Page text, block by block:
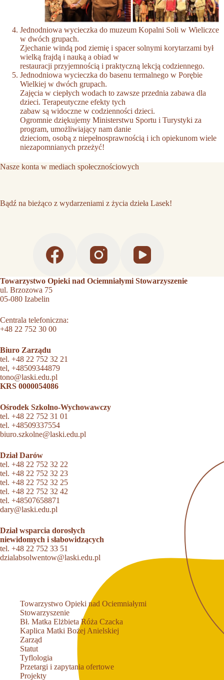
Jednodniowa wycieczka do muzeum Kopalni Soli w Wieliczce
w dwóch grupach.
Zjechanie windą pod ziemię i spacer solnymi korytarzami był
wielką frajdą i nauką a obiad w
restauracji przyjemnością i praktyczną lekcją codziennego.
Jednodniowa wycieczka do basenu termalnego w Porębie
Wielkiej w dwóch grupach.
Zajęcia w ciepłych wodach to zawsze przednia zabawa dla
dzieci. Terapeutyczne efekty tych
zabaw są widoczne w codzienności dzieci.
Ogromnie dziękujemy Ministerstwu Sportu i Turystyki za
program, umożliwiający nam danie
dzieciom, osobą z niepełnosprawnością i ich opiekunom wiele
niezapomnianych przeżyć!
Nasze konta w mediach społecznościowych
Bądź na bieżąco z wydarzeniami z życia dzieła Lasek!
Towarzystwo Opieki nad Ociemniałymi Stowarzyszenie
ul. Brzozowa 75
05-080 Izabelin
Centrala telefoniczna:
+48 22 752 30 00
Biuro Zarządu
tel. +48 22 752 32 21
tel, +48509344879
tono@laski.edu.pl
KRS 0000054086
Ośrodek Szkolno-Wychowawczy
tel. +48 22 752 31 01
tel. +48509337554
biuro.szkolne@laski.edu.pl
Dział Darów
tel. +48 22 752 32 22
tel. +48 22 752 32 23
tel. +48 22 752 32 25
tel. +48 22 752 32 42
tel. +48507658871
dary@laski.edu.pl
Dział wsparcia dorosłych
niewidomych i słabowidzących
tel. +48 22 752 33 51
dzialabsolwentow@laski.edu.pl
Towarzystwo Opieki nad Ociemniałymi
Stowarzyszenie
Bł. Matka Elżbieta Róża Czacka
Kaplica Matki Bożej Anielskiej
Zarząd
Statut
Tyflologia
Przetargi i zapytania ofertowe
Projekty